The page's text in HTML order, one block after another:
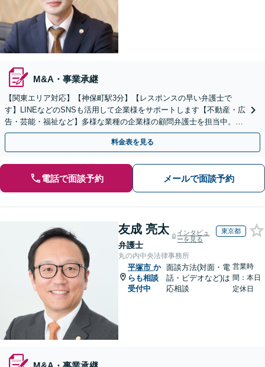
M&A・事業承継
【関東エリア対応】【神保町駅3分】【レスポンスの早い弁護士で
す】LINEなどのSNSも活用して企業様をサポートします【不動産・広
告・芸能・福祉など】多様な業種の企業様の顧問弁護士を担当中。時
代に即した対応ができます【個人事業主様も相談可能】
料金表を見る
電話で面談予約 メールで面談予約
友成 亮太
弁護士
インタビュ
ーを見る
東京都
丸の内中央法律事務所
平塚市 か
らも相談
受付中
面談方法(対面・電
話・ビデオなど)は
応相談
営業時
間：本日
定休日